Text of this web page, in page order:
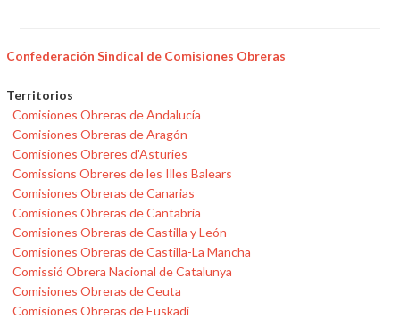
Confederación Sindical de Comisiones Obreras
Territorios
Comisiones Obreras de Andalucía
Comisiones Obreras de Aragón
Comisiones Obreres d'Asturies
Comissions Obreres de les Illes Balears
Comisiones Obreras de Canarias
Comisiones Obreras de Cantabria
Comisiones Obreras de Castilla y León
Comisiones Obreras de Castilla-La Mancha
Comissió Obrera Nacional de Catalunya
Comisiones Obreras de Ceuta
Comisiones Obreras de Euskadi